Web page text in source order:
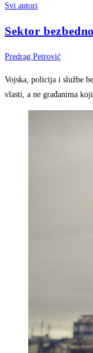
Svi autori
Sektor
Predrag Petrović
Vojska, policija i službe
vlasti, a ne građanima